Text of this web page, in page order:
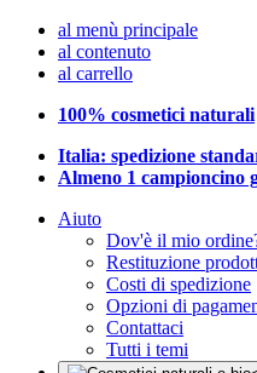
al menù principale
al contenuto
al carrello
100% cosmetici naturali
Italia: spedizione
Almeno 1 campioncino
Aiuto
Dov'è il mio
Restituzione
Costi di spedizione
Opzioni di
Contattaci
Tutti i temi